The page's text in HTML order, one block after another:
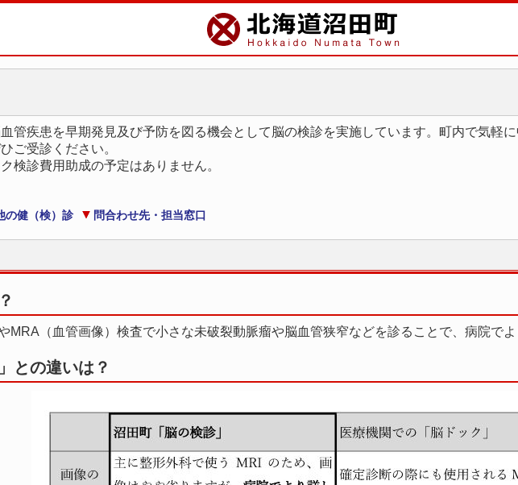
管疾患を早期発見及び予防を図る機会として脳の検診を実施しています。町内で気軽
ご受診ください。
検診費用助成の予定はありません。
の健（検）診 問合わせ先・担当窓口
MRA（血管画像）検査で小さな未破裂動脈瘤や脳血管狭窄などを診ることで、病院で
との違いは？